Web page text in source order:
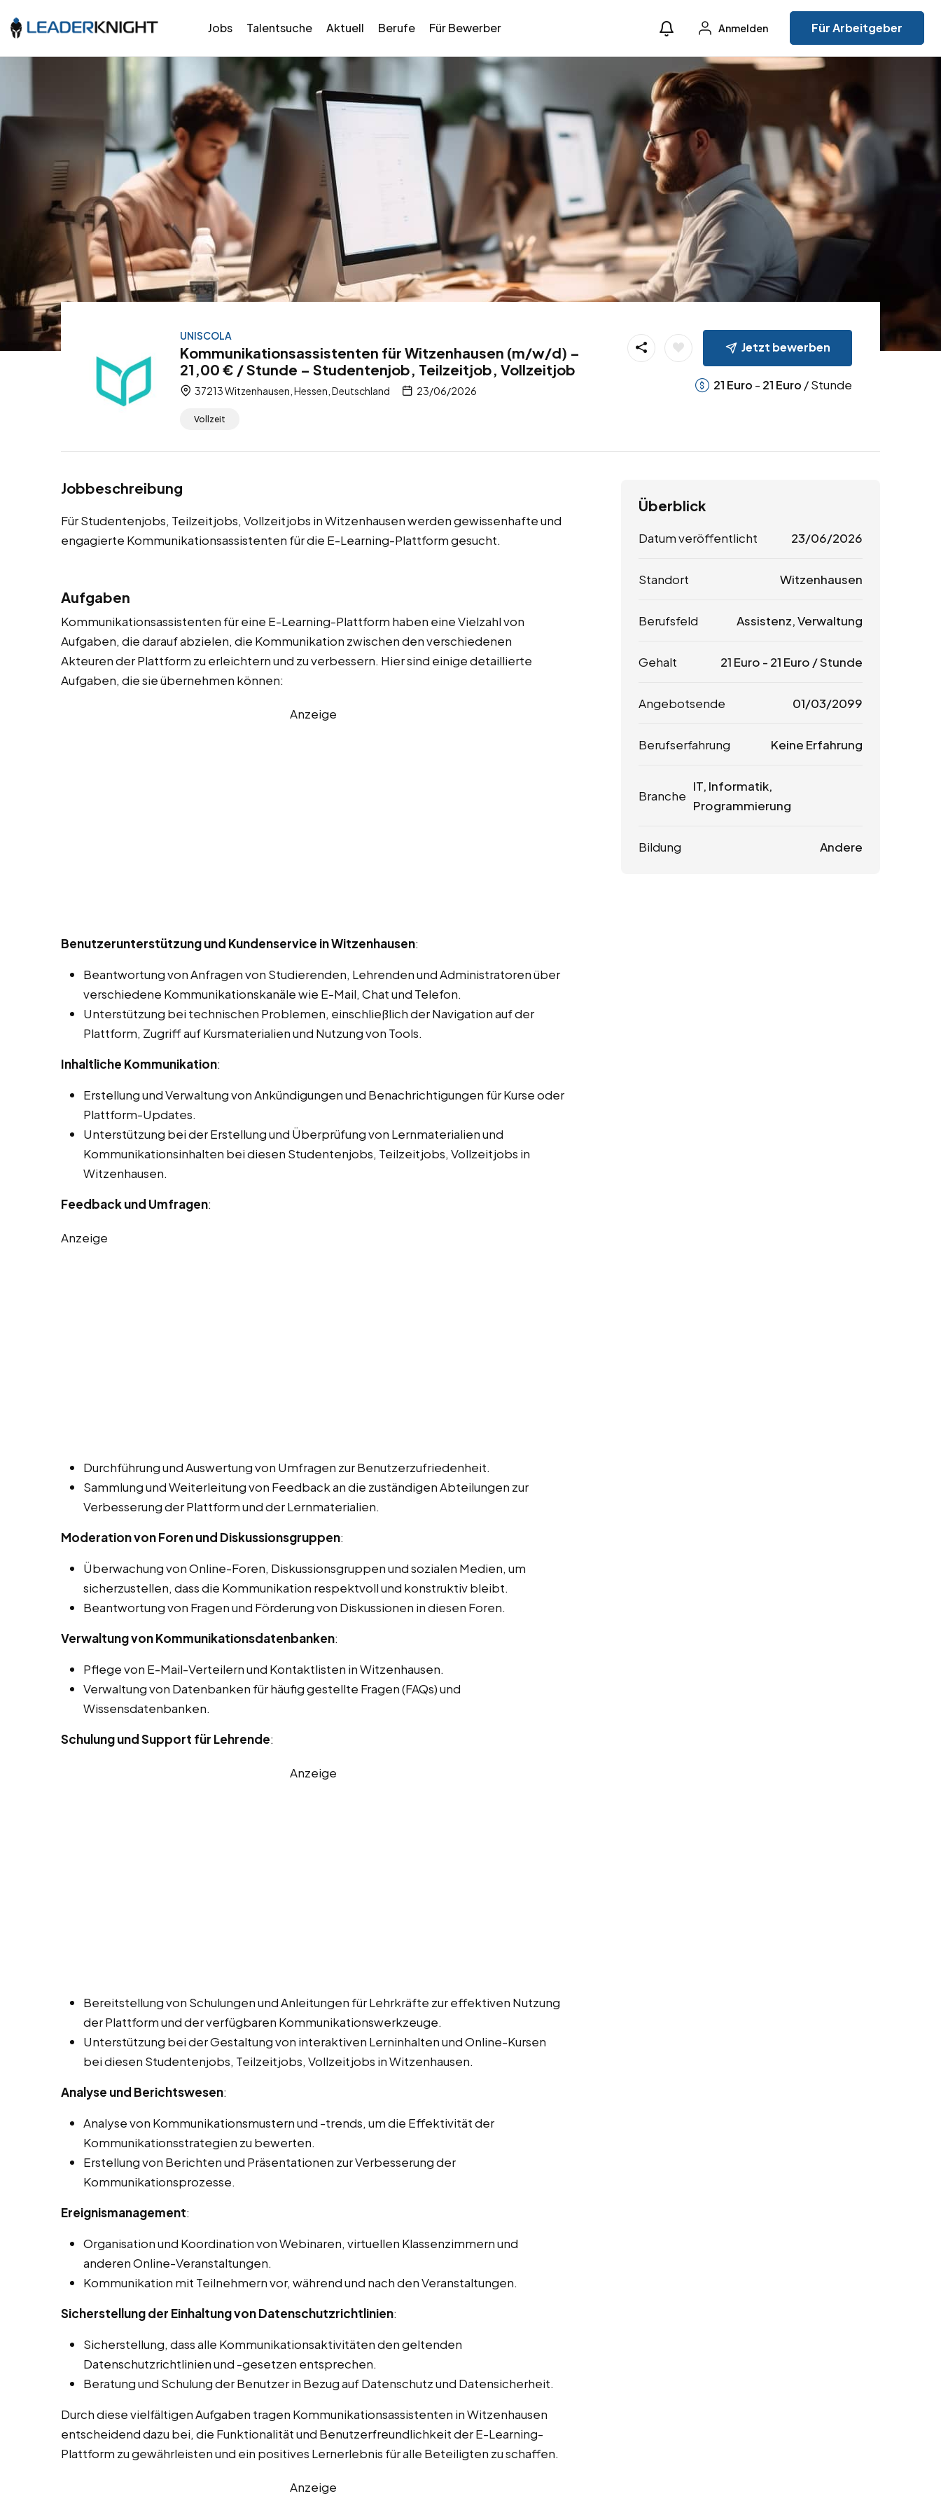
Jobs Talentsuche Aktuell Berufe Für Bewerber Anmelden Für Arbeitgeber
UNISCOLA
Kommunikationsassistenten für Witzenhausen (m/w/d) –
21,00 € / Stunde – Studentenjob, Teilzeitjob, Vollzeitjob
37213 Witzenhausen, Hessen, Deutschland 23/06/2026
Vollzeit
Jetzt bewerben
21 Euro - 21 Euro / Stunde
Jobbeschreibung
Für Studentenjobs, Teilzeitjobs, Vollzeitjobs in Witzenhausen werden gewissenhafte und
engagierte Kommunikationsassistenten für die E-Learning-Plattform gesucht.
Aufgaben
Kommunikationsassistenten für eine E-Learning-Plattform haben eine Vielzahl von
Aufgaben, die darauf abzielen, die Kommunikation zwischen den verschiedenen
Akteuren der Plattform zu erleichtern und zu verbessern. Hier sind einige detaillierte
Aufgaben, die sie übernehmen können:
Anzeige
Benutzerunterstützung und Kundenservice in Witzenhausen:
Beantwortung von Anfragen von Studierenden, Lehrenden und Administratoren über
verschiedene Kommunikationskanäle wie E-Mail, Chat und Telefon.
Unterstützung bei technischen Problemen, einschließlich der Navigation auf der
Plattform, Zugriff auf Kursmaterialien und Nutzung von Tools.
Inhaltliche Kommunikation:
Erstellung und Verwaltung von Ankündigungen und Benachrichtigungen für Kurse oder
Plattform-Updates.
Unterstützung bei der Erstellung und Überprüfung von Lernmaterialien und
Kommunikationsinhalten bei diesen Studentenjobs, Teilzeitjobs, Vollzeitjobs in
Witzenhausen.
Feedback und Umfragen:
Anzeige
Durchführung und Auswertung von Umfragen zur Benutzerzufriedenheit.
Sammlung und Weiterleitung von Feedback an die zuständigen Abteilungen zur
Verbesserung der Plattform und der Lernmaterialien.
Moderation von Foren und Diskussionsgruppen:
Überwachung von Online-Foren, Diskussionsgruppen und sozialen Medien, um
sicherzustellen, dass die Kommunikation respektvoll und konstruktiv bleibt.
Beantwortung von Fragen und Förderung von Diskussionen in diesen Foren.
Verwaltung von Kommunikationsdatenbanken:
Pflege von E-Mail-Verteilern und Kontaktlisten in Witzenhausen.
Verwaltung von Datenbanken für häufig gestellte Fragen (FAQs) und
Wissensdatenbanken.
Schulung und Support für Lehrende:
Anzeige
Bereitstellung von Schulungen und Anleitungen für Lehrkräfte zur effektiven Nutzung
der Plattform und der verfügbaren Kommunikationswerkzeuge.
Unterstützung bei der Gestaltung von interaktiven Lerninhalten und Online-Kursen
bei diesen Studentenjobs, Teilzeitjobs, Vollzeitjobs in Witzenhausen.
Analyse und Berichtswesen:
Analyse von Kommunikationsmustern und -trends, um die Effektivität der
Kommunikationsstrategien zu bewerten.
Erstellung von Berichten und Präsentationen zur Verbesserung der
Kommunikationsprozesse.
Ereignismanagement:
Organisation und Koordination von Webinaren, virtuellen Klassenzimmern und
anderen Online-Veranstaltungen.
Kommunikation mit Teilnehmern vor, während und nach den Veranstaltungen.
Sicherstellung der Einhaltung von Datenschutzrichtlinien:
Sicherstellung, dass alle Kommunikationsaktivitäten den geltenden
Datenschutzrichtlinien und -gesetzen entsprechen.
Beratung und Schulung der Benutzer in Bezug auf Datenschutz und Datensicherheit.
Durch diese vielfältigen Aufgaben tragen Kommunikationsassistenten in Witzenhausen
entscheidend dazu bei, die Funktionalität und Benutzerfreundlichkeit der E-Learning-
Plattform zu gewährleisten und ein positives Lernerlebnis für alle Beteiligten zu schaffen.
Anzeige
Überblick
Datum veröffentlicht 23/06/2026
Standort Witzenhausen
Berufsfeld Assistenz, Verwaltung
Gehalt 21 Euro - 21 Euro / Stunde
Angebotsende 01/03/2099
Berufserfahrung Keine Erfahrung
Branche
IT, Informatik,
Programmierung
Bildung Andere